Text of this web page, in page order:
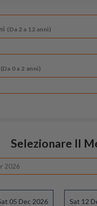
(Da 2 a 12 anni)
(Da 0 a 2 anni)
Selezionare Il
2026
05 Dec 2026 Sat 12